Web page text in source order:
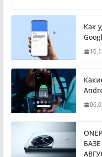
Как
БАЗЕ